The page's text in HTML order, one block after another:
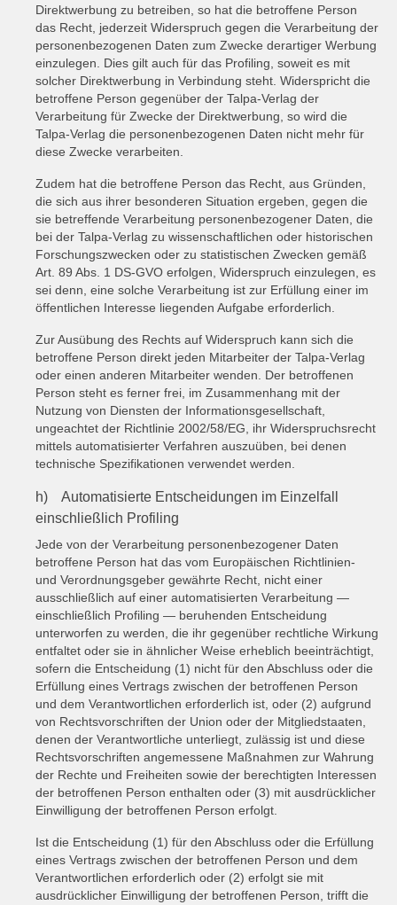
Direktwerbung zu betreiben, so hat die betroffene Person
das Recht, jederzeit Widerspruch gegen die Verarbeitung der
personenbezogenen Daten zum Zwecke derartiger Werbung
einzulegen. Dies gilt auch für das Profiling, soweit es mit
solcher Direktwerbung in Verbindung steht. Widerspricht die
betroffene Person gegenüber der Talpa-Verlag der
Verarbeitung für Zwecke der Direktwerbung, so wird die
Talpa-Verlag die personenbezogenen Daten nicht mehr für
diese Zwecke verarbeiten.
Zudem hat die betroffene Person das Recht, aus Gründen,
die sich aus ihrer besonderen Situation ergeben, gegen die
sie betreffende Verarbeitung personenbezogener Daten, die
bei der Talpa-Verlag zu wissenschaftlichen oder historischen
Forschungszwecken oder zu statistischen Zwecken gemäß
Art. 89 Abs. 1 DS-GVO erfolgen, Widerspruch einzulegen, es
sei denn, eine solche Verarbeitung ist zur Erfüllung einer im
öffentlichen Interesse liegenden Aufgabe erforderlich.
Zur Ausübung des Rechts auf Widerspruch kann sich die
betroffene Person direkt jeden Mitarbeiter der Talpa-Verlag
oder einen anderen Mitarbeiter wenden. Der betroffenen
Person steht es ferner frei, im Zusammenhang mit der
Nutzung von Diensten der Informationsgesellschaft,
ungeachtet der Richtlinie 2002/58/EG, ihr Widerspruchsrecht
mittels automatisierter Verfahren auszuüben, bei denen
technische Spezifikationen verwendet werden.
h) Automatisierte Entscheidungen im Einzelfall
einschließlich Profiling
Jede von der Verarbeitung personenbezogener Daten
betroffene Person hat das vom Europäischen Richtlinien-
und Verordnungsgeber gewährte Recht, nicht einer
ausschließlich auf einer automatisierten Verarbeitung —
einschließlich Profiling — beruhenden Entscheidung
unterworfen zu werden, die ihr gegenüber rechtliche Wirkung
entfaltet oder sie in ähnlicher Weise erheblich beeinträchtigt,
sofern die Entscheidung (1) nicht für den Abschluss oder die
Erfüllung eines Vertrags zwischen der betroffenen Person
und dem Verantwortlichen erforderlich ist, oder (2) aufgrund
von Rechtsvorschriften der Union oder der Mitgliedstaaten,
denen der Verantwortliche unterliegt, zulässig ist und diese
Rechtsvorschriften angemessene Maßnahmen zur Wahrung
der Rechte und Freiheiten sowie der berechtigten Interessen
der betroffenen Person enthalten oder (3) mit ausdrücklicher
Einwilligung der betroffenen Person erfolgt.
Ist die Entscheidung (1) für den Abschluss oder die Erfüllung
eines Vertrags zwischen der betroffenen Person und dem
Verantwortlichen erforderlich oder (2) erfolgt sie mit
ausdrücklicher Einwilligung der betroffenen Person, trifft die